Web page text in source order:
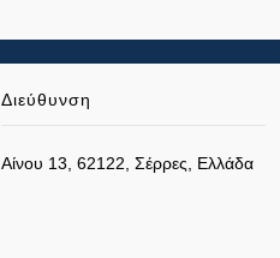
Διεύθυνση
Αίνου 13, 62122, Σέρρες, Ελλάδα